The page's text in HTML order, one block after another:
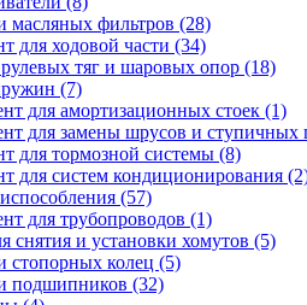
масляных фильтров (28)
для ходовой части (34)
тяг и шаровых опор (18)
(7)
для амортизационных стоек (1)
для замены шрусов и
для тормозной системы (8)
для систем кондиционирования
(57)
для трубопроводов (1)
снятия и установки хомутов (5)
стопорных колец (5)
подшипников (32)